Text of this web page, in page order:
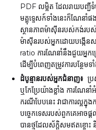
PDF លម្អិត ដែលរាយបញ្ជីទំ
មគ្គុទ្ទេសក៍ទាំងនេះក៏ណែនាំ
ស្ថានភាពម៉ាស៊ីនរបស់កង់រប
ម៉ាស៊ីនរបស់អ្នកដោយបង្កើ
ratio ការណែនាំនឹងជួយអ្នក
ដើម្បីបំពេញតម្រូវការបន្ថែមទ
ដំបូន្មានរបស់អ្នកជំនាញ៖ ប្
ឬកែប្រែយ៉ាងខ្លាំង ការណែន
ករណីបែបនេះ វាជាការល្អក្
បច្ចេកទេសរបស់ពួកគេអាចផ្ត
បានថ្មដែលស័ក្តិសមឥតខ្ចោ